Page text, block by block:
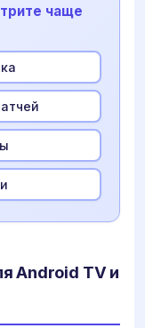
чаще
Android TV и